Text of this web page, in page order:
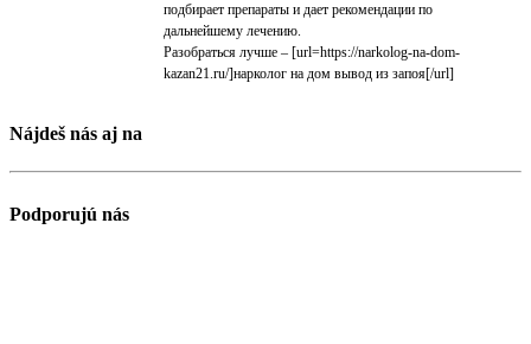
подбирает препараты и дает рекомендации по
дальнейшему лечению.
Разобраться лучше – [url=https://narkolog-na-dom-
kazan21.ru/]нарколог на дом вывод из запоя[/url]
Nájdeš nás aj na
Podporujú nás